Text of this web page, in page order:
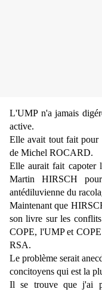
L'UMP n'a jamais
active.
Elle avait tout fait pour
de Michel ROCARD.
Elle aurait fait capoter
Martin HIRSCH
antédiluvienne du
Maintenant que
son livre sur les
COPE, l'UMP et COPE
RSA.
Le problème serait
concitoyens qui est la
Il se trouve que j'ai